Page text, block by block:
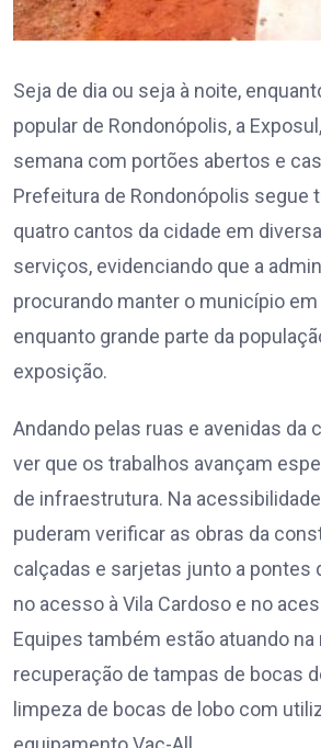
Seja de dia ou seja à noite,
popular de Rondonópolis, a
semana com portões abertos e
Prefeitura de Rondonópolis segue
quatro cantos da cidade em
serviços, evidenciando que a
procurando manter o município
enquanto grande parte da
exposição.
Andando pelas ruas e avenidas da
ver que os trabalhos avançam
de infraestrutura. Na
puderam verificar as obras da
calçadas e sarjetas junto a pontes
no acesso à Vila Cardoso e no
Equipes também estão atuando
recuperação de tampas de bocas
limpeza de bocas de lobo com